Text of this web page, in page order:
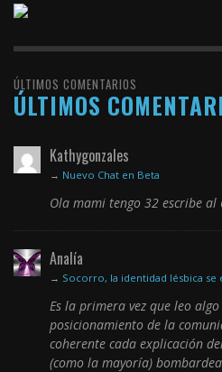
ÚLTIMOS COMENTARIOS
ÚLTIMOS
Kathygonzales
→ Nuevo Chat en Beta
Ola mami tengo 32 escribe al
Analía
→ Socorro, la identidad lésbica se
Es la primera vez que leo
posicionamiento de la
coherente cada explicación
(como la mayoría)